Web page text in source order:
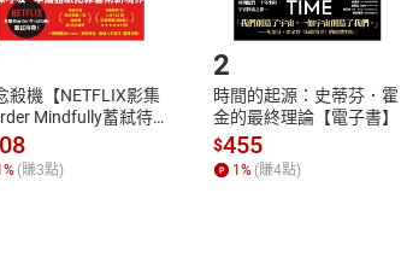
Step1.選擇閱讀載具
殺機【NETFLIX影集
Mindfully蓄弒待
【電子書】
% (賺3點)
2
時間的起源：史蒂芬．霍
金的最終理論【電子書】
$455
1 % (賺4點)